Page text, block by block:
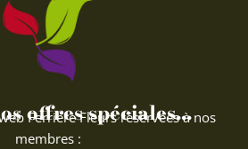
offres spéciales...
Ferriere Fleurs réservées à nos
membres :